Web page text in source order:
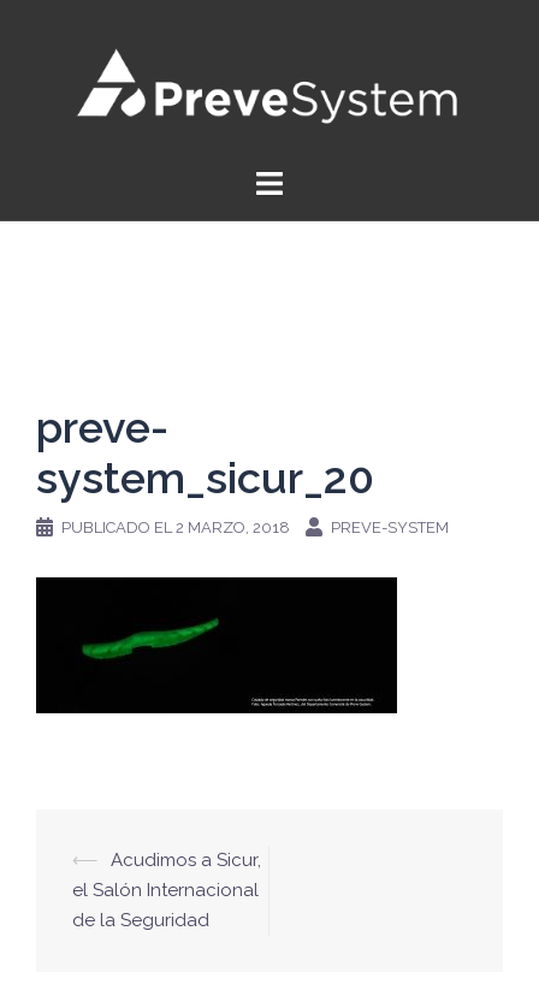
preve-
system_sicur_20
PUBLICADO EL2 MARZO, 2018 PREVE-SYSTEM
Navegación
de
entradas
⟵
Acudimos a Sicur,
el Salón Internacional
de la Seguridad